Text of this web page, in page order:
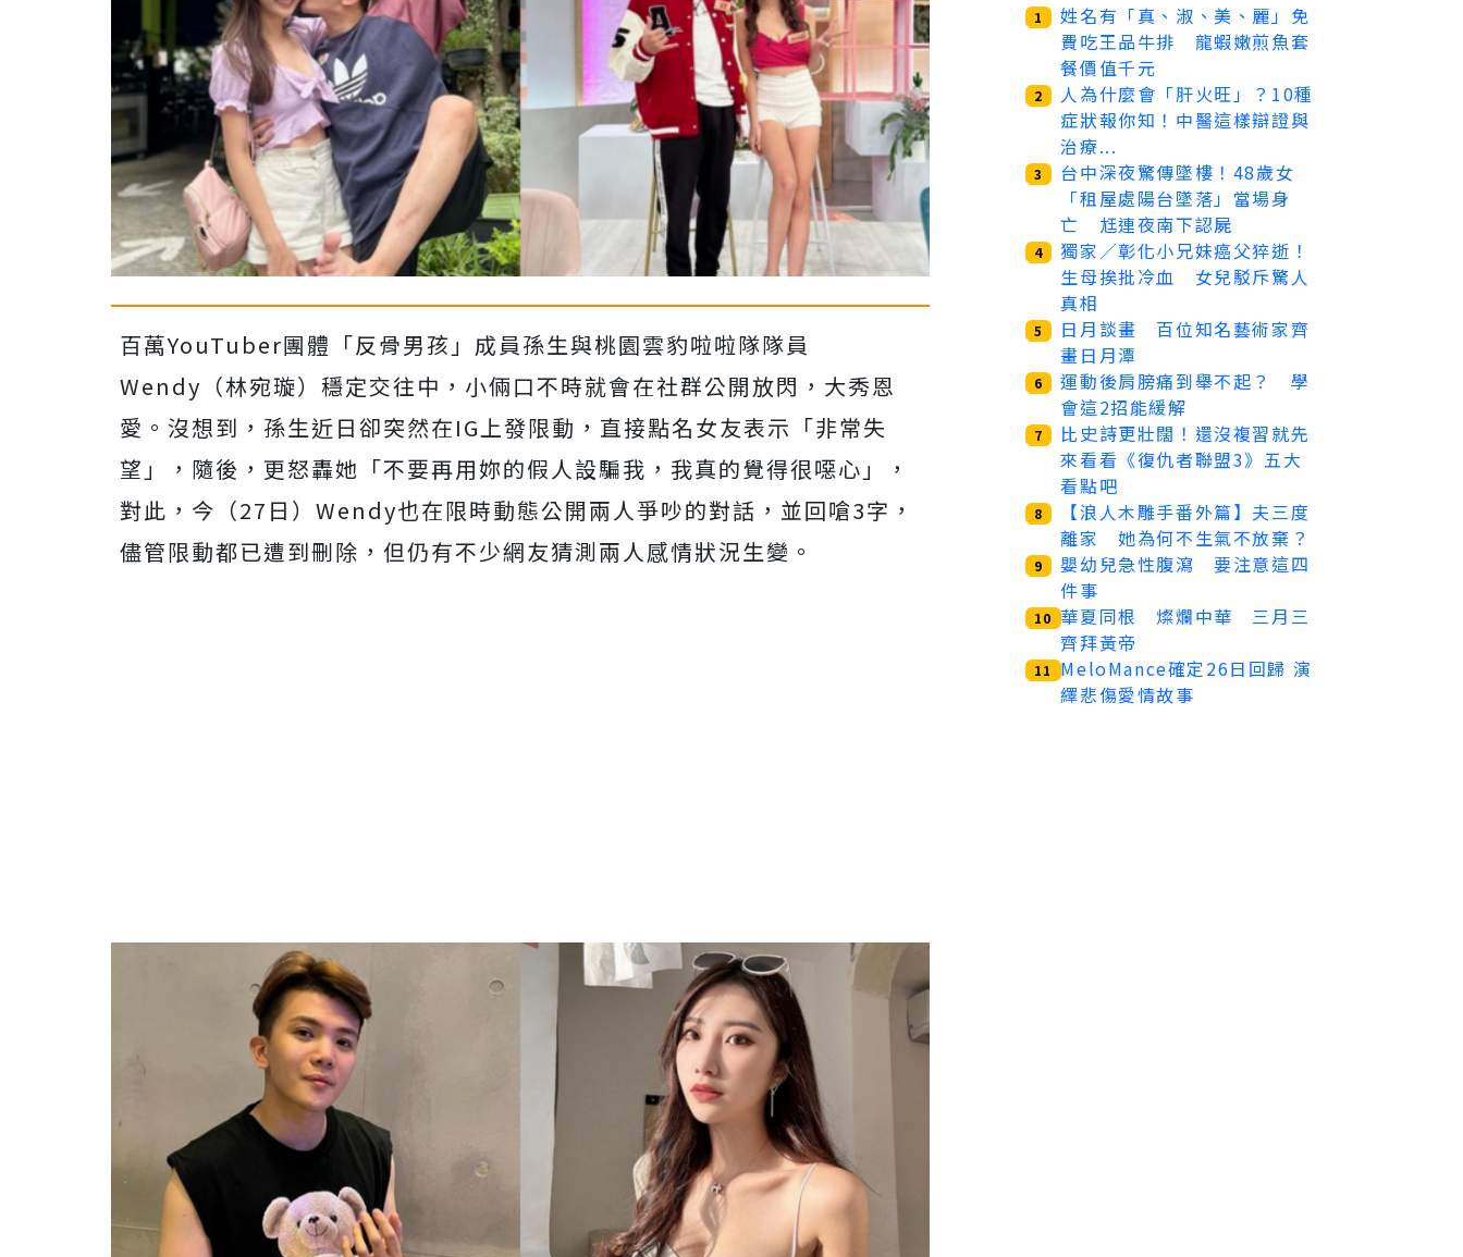
百萬YouTuber團體「反骨男孩」成員孫生與桃園雲豹啦啦隊隊員
Wendy（林宛璇）穩定交往中，小倆口不時就會在社群公開放閃，大秀恩
愛。沒想到，孫生近日卻突然在IG上發限動，直接點名女友表示「非常失
望」，隨後，更怒轟她「不要再用妳的假人設騙我，我真的覺得很噁心」，
對此，今（27日）Wendy也在限時動態公開兩人爭吵的對話，並回嗆3字，
儘管限動都已遭到刪除，但仍有不少網友猜測兩人感情狀況生變。
1
姓名有「真、淑、美、麗」免
費吃王品牛排 龍蝦嫩煎魚套
餐價值千元
2
人為什麼會「肝火旺」？10種
症狀報你知！中醫這樣辯證與
治療...
3
台中深夜驚傳墜樓！48歲女
「租屋處陽台墜落」當場身
亡 尪連夜南下認屍
4
獨家／彰化小兄妹癌父猝逝！
生母挨批冷血 女兒駁斥驚人
真相
5
日月談畫 百位知名藝術家齊
畫日月潭
6
運動後肩膀痛到舉不起？ 學
會這2招能緩解
7
比史詩更壯闊！還沒複習就先
來看看《復仇者聯盟3》五大
看點吧
8
【浪人木雕手番外篇】夫三度
離家 她為何不生氣不放棄？
9
嬰幼兒急性腹瀉 要注意這四
件事
10 華夏同根 燦爛中華 三月三
齊拜黃帝
11
MeloMance確定26日回歸 演
繹悲傷愛情故事